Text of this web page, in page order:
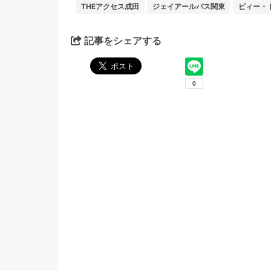
THEアクセス成田 ジェイアールバス関東 ビィー・
記事をシェアする